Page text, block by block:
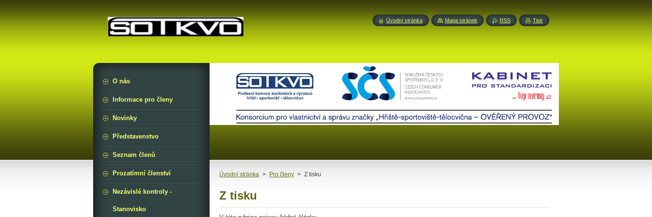
Úvodní stránka > Pro členy > Z tisku
Z tisku
O nás
Informace pro členy
Novinky
Představenstvo
Seznam členů
Prozatímní členství
Nezávislé kontroly -
Stanovisko
Úvodní stránka Mapa stránek RSS Tisk